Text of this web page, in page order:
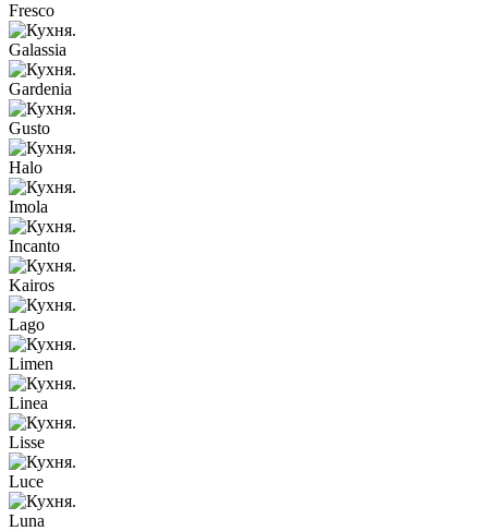
Fresco
Galassia
Gardenia
Gusto
Halo
Imola
Incanto
Kairos
Lago
Limen
Linea
Lisse
Luce
Luna